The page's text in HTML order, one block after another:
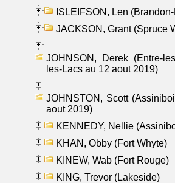
ISLEIFSON, Len
JACKSON, Grant (Spruce
JOHNSON, Derek (Entre-
les-Lacs au 12 aout 2019)
JOHNSTON, Scott
aout 2019)
KENNEDY, Nellie
KHAN, Obby (Fort Whyte)
KINEW, Wab (Fort Rouge)
KING, Trevor (Lakeside)